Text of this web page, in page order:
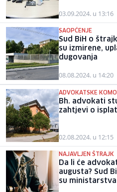
03.09.2024. u 13:16
SAOPĆENJE
Sud BiH o
su izmirene,
dugovanja
08.08.2024. u 14:20
ADVOKATSKE
Bh. advokati
zahtjevi o
02.08.2024. u 12:15
NAJAVLJEN ŠTRAJK
Da li će
augusta? Sud
su ministarstva